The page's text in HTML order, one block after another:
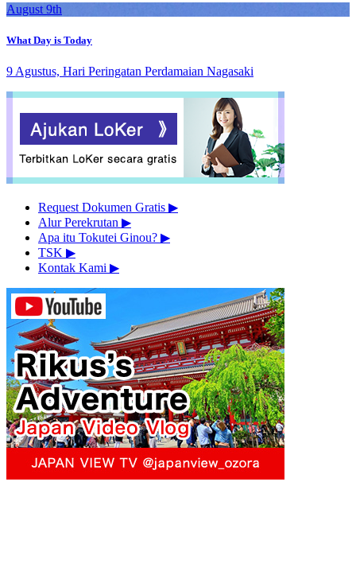
August 9th
What Day is Today
9 Agustus, Hari Peringatan Perdamaian Nagasaki
Request Dokumen Gratis ▶︎
Alur Perekrutan ▶︎
Apa itu Tokutei Ginou? ▶︎
TSK ▶︎
Kontak Kami ▶︎